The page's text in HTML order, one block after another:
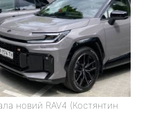
новий RAV4 (Костянтин